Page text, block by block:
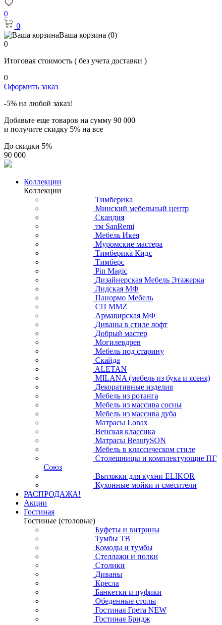
0
0
Ваша корзина (0)
0
Итоговая стоимость ( без учета доставки )
0
Оформить заказ
-5% на любой заказ!
Добавьте еще товаров на сумму 90 000
и получите скидку 5% на все
До скидки 5%
90 000
Коллекции
Коллекции
Тимберика
Минский мебельный центр
Скандия
тм SanRemi
Мебель Икея
Муромские мастера
Тимберика Кидс
Тимберс
Pin Magic
Дизайнерская Мебель Этажерка
Лидская МФ
Панормо Мебель
СП ММZ
Армавирская МФ
Диваны в стиле лофт
Добрый мастер
Могилевдрев
Мебель под старину
Скайда
ALETAN
MILANA (мебель из бука и ясеня)
Декоративные изделия
Мебель из ротанга
Мебель из массива сосны
Мебель из массива дуба
Матрасы Lonax
Венская классика
Матрасы BeautySON
Мебель в классическом стиле
Столешницы и комплектующие ПГ
Союз
Вытяжки для кухни ELIKOR
Кухонные мойки и смесители
РАСПРОДАЖА!
Акции
Гостиная
Гостиные (столовые)
Буфеты и витрины
Тумбы ТВ
Комоды и тумбы
Стеллажи и полки
Столики
Диваны
Кресла
Банкетки и пуфики
Обеденные столы
Гостиная Грета NEW
Гостиная Бридж